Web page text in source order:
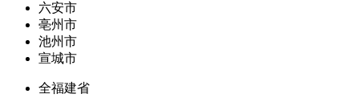
六安市
亳州市
池州市
宣城市
全福建省